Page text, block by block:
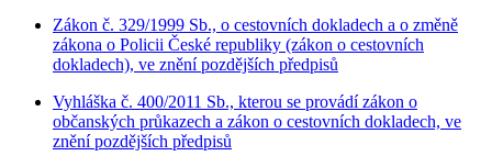
Zákon č. 329/1999 Sb., o cestovních dokladech a o změně
zákona o Policii České republiky (zákon o cestovních
dokladech), ve znění pozdějších předpisů
Vyhláška č. 400/2011 Sb., kterou se provádí zákon o
občanských průkazech a zákon o cestovních dokladech, ve
znění pozdějších předpisů